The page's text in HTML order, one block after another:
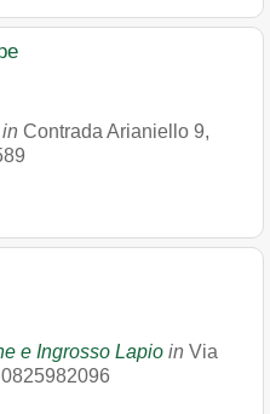
in Contrada Arianiello 9,
e Ingrosso Lapio in Via